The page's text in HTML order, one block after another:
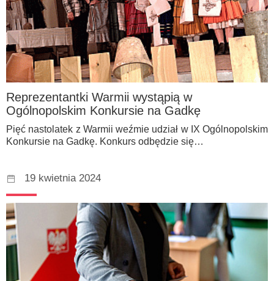
Reprezentantki Warmii wystąpią w
Ogólnopolskim Konkursie na Gadkę
Pięć nastolatek z Warmii weźmie udział w IX Ogólnopolskim
Konkursie na Gadkę. Konkurs odbędzie się…
19 kwietnia 2024